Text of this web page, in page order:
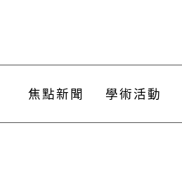
焦點新聞 學術活動